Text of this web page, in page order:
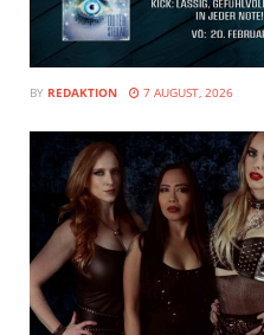
BY REDAKTION 7 AUGUST, 2026